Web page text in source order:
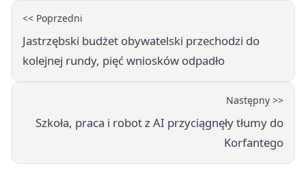
<< Poprzedni
Jastrzębski budżet obywatelski przechodzi do
kolejnej rundy, pięć wniosków odpadło
Następny >>
Szkoła, praca i robot z AI przyciągnęły tłumy do
Korfantego